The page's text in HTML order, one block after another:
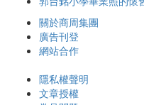
關於商周集團
廣告刊登
網站合作
隱私權聲明
文章授權